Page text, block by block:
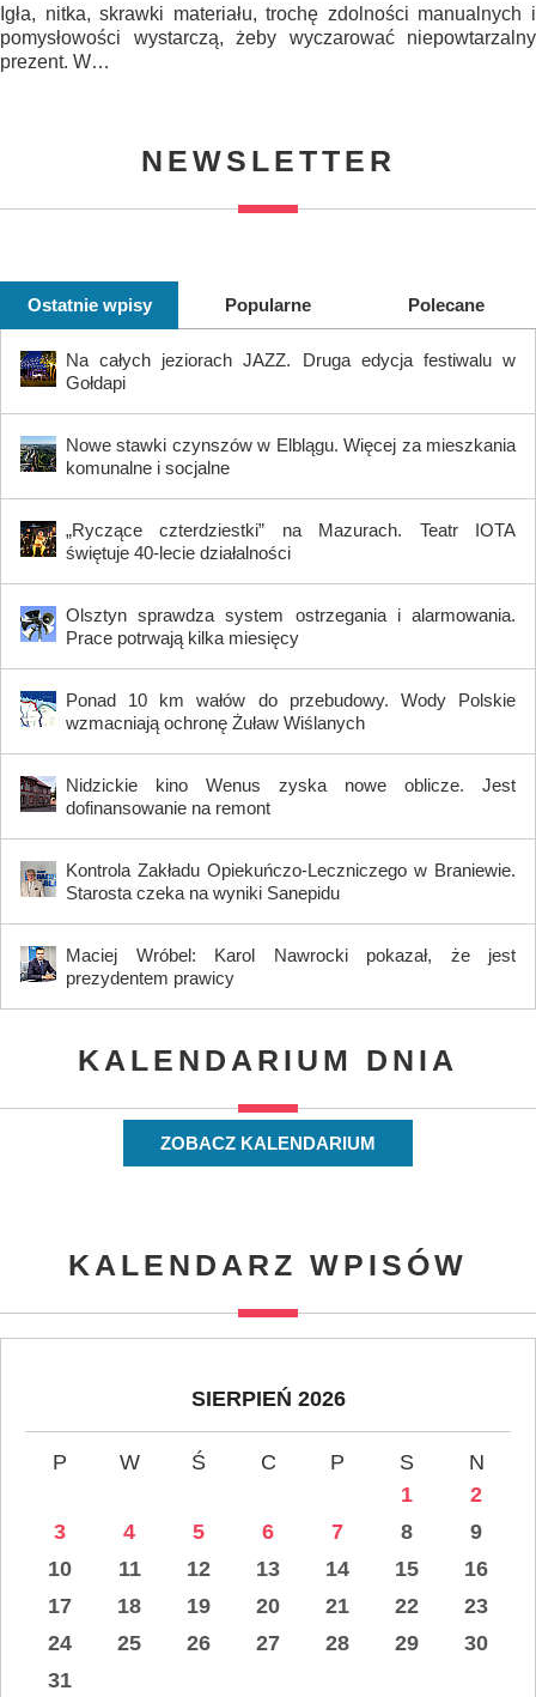
Igła, nitka, skrawki materiału, trochę zdolności manualnych i
pomysłowości wystarczą, żeby wyczarować niepowtarzalny
prezent. W…
NEWSLETTER
Ostatnie wpisy Popularne Polecane
Na całych jeziorach JAZZ. Druga edycja festiwalu w
Gołdapi
Nowe stawki czynszów w Elblągu. Więcej za mieszkania
komunalne i socjalne
„Ryczące czterdziestki” na Mazurach. Teatr IOTA
świętuje 40-lecie działalności
Olsztyn sprawdza system ostrzegania i alarmowania.
Prace potrwają kilka miesięcy
Ponad 10 km wałów do przebudowy. Wody Polskie
wzmacniają ochronę Żuław Wiślanych
Nidzickie kino Wenus zyska nowe oblicze. Jest
dofinansowanie na remont
Kontrola Zakładu Opiekuńczo-Leczniczego w Braniewie.
Starosta czeka na wyniki Sanepidu
Maciej Wróbel: Karol Nawrocki pokazał, że jest
prezydentem prawicy
KALENDARIUM DNIA
ZOBACZ KALENDARIUM
KALENDARZ WPISÓW
SIERPIEŃ 2026
P W Ś C P S
N
1
2
3
4 5 6 7 8
9
10
11 12 13 14 15
16
17
18 19 20 21 22
23
24
25 26 27 28 29
30
31